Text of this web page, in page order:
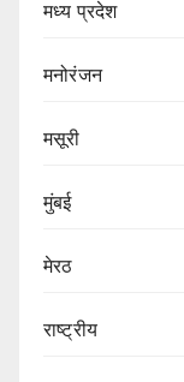
मध्य प्रदेश
मनोरंजन
मसूरी
मुंबई
मेरठ
राष्ट्रीय